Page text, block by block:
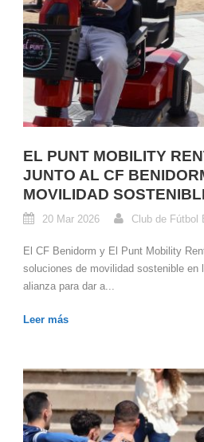
EL PUNT MOBILITY
JUNTO AL CF
MOVILIDAD
20 Mar 2026 Club de Fútbol
El CF Benidorm y El Punt Mobility
soluciones de movilidad sostenible en
alianza para dar a...
Leer más